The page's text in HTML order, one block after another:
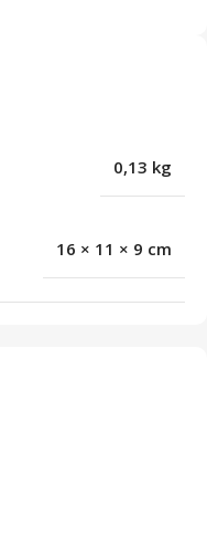
0,13 kg
16 × 11 × 9 cm